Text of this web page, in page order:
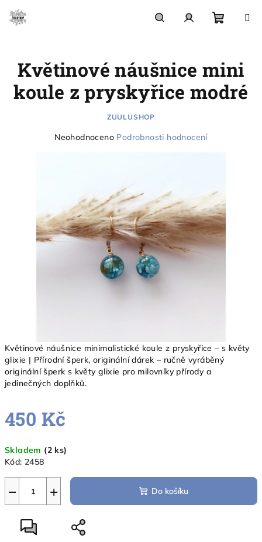
obsah
košík
Květinové náušnice minimalistické koule z pryskyřice – s květy
glixie | Přírodní šperk, originální dárek – ručně vyráběný
originální šperk s květy glixie pro milovníky přírody a
jedinečných doplňků.
450 Kč
cena:
Skladem (2 ks)
Kód: 2458
+
− Do košíku
Květinové náušnice mini
koule z pryskyřice modré
ZUULUSHOP
Průměrné
hvězdiček.
Neohodnoceno Podrobnosti hodnocení